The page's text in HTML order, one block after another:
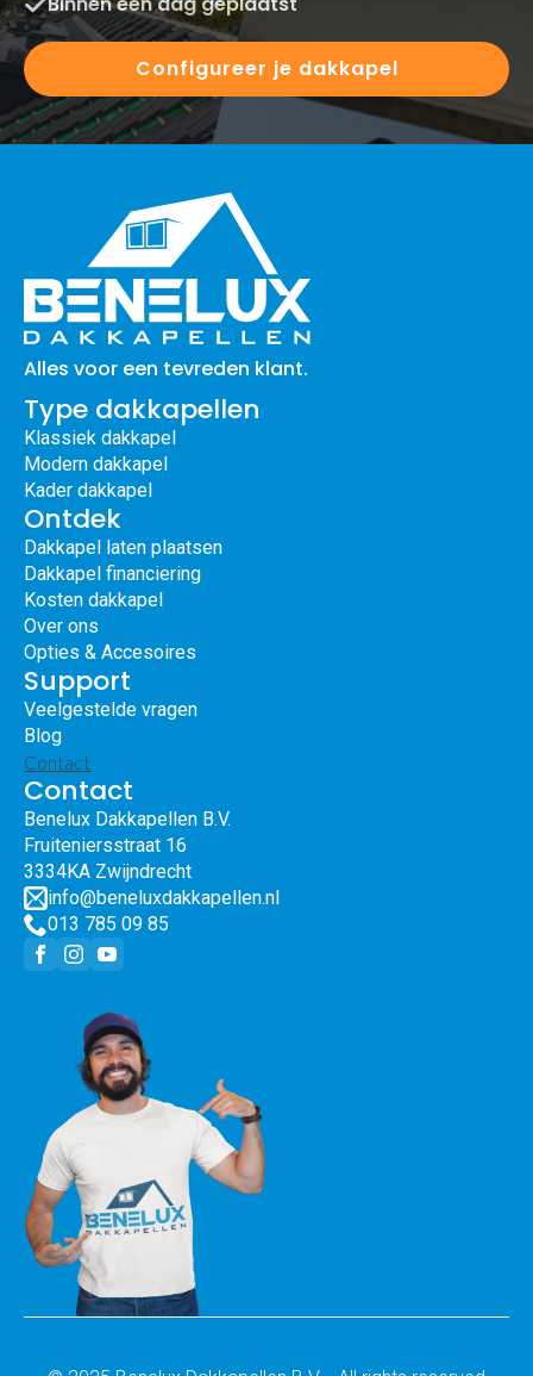
Configureer je dakkapel
Alles voor een tevreden klant.
Type dakkapellen
Klassiek dakkapel
Modern dakkapel
Kader dakkapel
Ontdek
Dakkapel laten plaatsen
Dakkapel financiering
Kosten dakkapel
Over ons
Opties & Accesoires
Support
Veelgestelde vragen
Blog
Contact
Contact
Benelux Dakkapellen B.V.
Fruiteniersstraat 16
3334KA Zwijndrecht
info@beneluxdakkapellen.nl
013 785 09 85